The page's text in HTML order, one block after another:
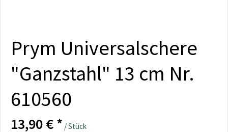
Prym Universalschere
"Ganzstahl" 13 cm Nr.
610560
13,90 € * / Stück